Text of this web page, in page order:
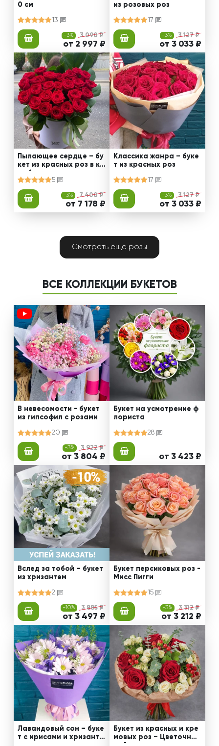
0 см
13
-3% 3 090 ₽
от 2 997 ₽
из розовых роз
17
-3% 3 127 ₽
от 3 033 ₽
Пылающее сердце – бу
кет из красных роз в ко
робке
5
-3% 7 400 ₽
от 7 178 ₽
Классика жанра – буке
т из красных роз
17
-3% 3 127 ₽
от 3 033 ₽
Смотреть еще розы
ВСЕ КОЛЛЕКЦИИ БУКЕТОВ
В невесомости - букет
из гипсофил с розами
20
-3% 3 922 ₽
от 3 804 ₽
Букет на усмотрение ф
лориста
28
от 3 423 ₽
Вслед за тобой – букет
из хризантем
2
-10% 3 885 ₽
от 3 497 ₽
Букет персиковых роз -
Мисс Пигги
15
-3% 3 312 ₽
от 3 212 ₽
Лавандовый сон – буке
т с ирисами и хризанте
Букет из красных и кре
мовых роз – Цветочный